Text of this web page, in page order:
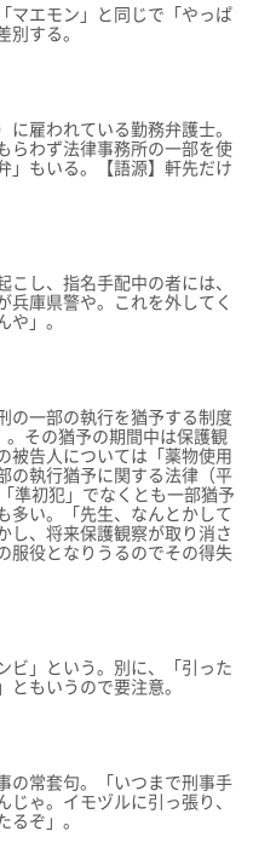
マエモン」と同じで「やっぱ
する。
に雇われている勤務弁護士。
らわず法律事務所の一部を使
」もいる。【語源】軒先だけ
し、指名手配中の者には、
兵庫県警や。これを外してく
」。
の一部の執行を猶予する制度
その猶予の期間中は保護観
被告人については「薬物使用
の執行猶予に関する法律（平
準初犯」でなくとも一部猶予
多い。「先生、なんとかして
し、将来保護観察が取り消さ
服役となりうるのでその得失
ビ」という。別に、「引った
もいうので要注意。
の常套句。「いつまで刑事手
ゃ。イモヅルに引っ張り、
ぞ」。